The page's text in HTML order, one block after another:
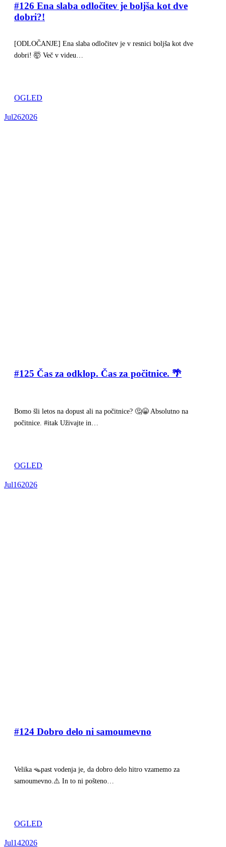
#126 Ena slaba odločitev je boljša kot dve
dobri?!
[ODLOČANJE] Ena slaba odločitev je v resnici boljša kot dve
dobri! 🤯 Več v videu…
OGLED
Jul262026
#125 Čas za odklop. Čas za počitnice. 🌴
Bomo šli letos na dopust ali na počitnice? 🤔😁 Absolutno na
počitnice. #itak Uživajte in…
OGLED
Jul162026
#124 Dobro delo ni samoumevno
Velika 🪤past vodenja je, da dobro delo hitro vzamemo za
samoumevno.⚠️ In to ni pošteno…
OGLED
Jul142026